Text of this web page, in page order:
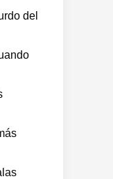
del